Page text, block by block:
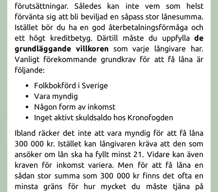
förutsättningar. Således kan inte vem som helst
förvänta sig att bli beviljad en såpass stor lånesumma.
Istället bör du ha en god återbetalningsförmåga och
ett högt kreditbetyg. Därtill måste du uppfylla de
grundläggande villkorensom varje långivare har.
Vanligt förekommande grundkrav för att få låna är
följande:
Folkbokförd i Sverige
Vara myndig
Någon form av inkomst
Inget aktivt skuldsaldo hos Kronofogden
Ibland räcker det inte att vara myndig för att få låna
300 000 kr. Istället kan långivaren kräva att den som
ansöker om lån ska ha fyllt minst 21. Vidare kan även
kraven för inkomst variera. Men för att få låna en
sådan stor summa som 300 000 kr finns det ofta en
minsta gräns för hur mycket du måste tjäna på